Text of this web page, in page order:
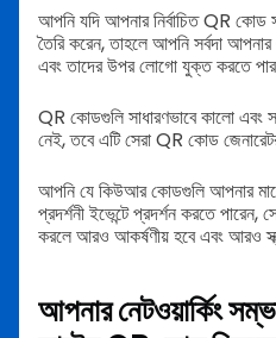
আপনি যদি আপনার নির্বাচিত QR কোড
তৈরি করেন, তাহলে আপনি সর্বদা
এবং তাদের উপর লোগো যুক্ত করতে
QR কোডগুলি সাধারণভাবে কালো এবং
নেই, তবে এটি সেরা QR কোড
আপনি যে কিউআর কোডগুলি আপনার
প্রদর্শনী ইভেন্টে প্রদর্শন করতে
করলে আরও আকর্ষণীয় হবে এবং আরও
আপনার নেটওয়ার্কিং